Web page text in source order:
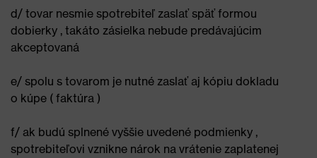
d/ tovar nesmie spotrebiteľ zaslať späť formou
dobierky , takáto zásielka nebude predávajúcim
akceptovaná
e/ spolu s tovarom je nutné zaslať aj kópiu dokladu
o kúpe ( faktúra )
f/ ak budú splnené vyššie uvedené podmienky ,
spotrebiteľovi vznikne nárok na vrátenie zaplatenej